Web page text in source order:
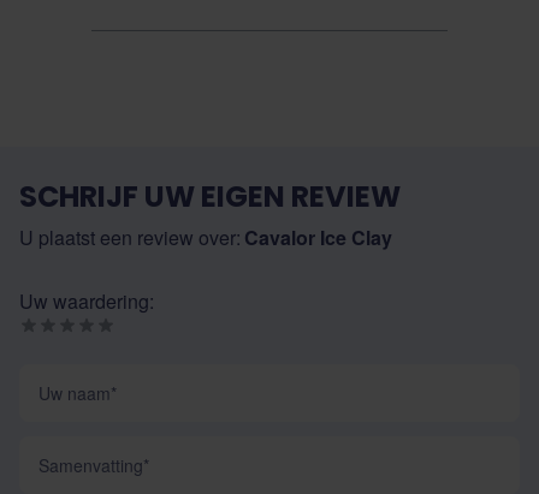
SCHRIJF UW EIGEN REVIEW
U plaatst een review over: Cavalor Ice Clay
Uw waardering: